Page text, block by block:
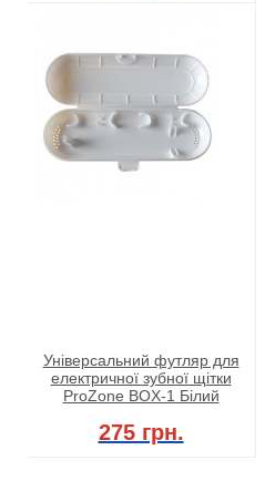
Універсальний футляр для
електричної зубної щітки
ProZone BOX-1 Білий
275 грн.